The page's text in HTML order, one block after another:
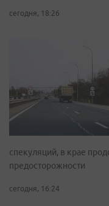
сегодня, 18:26
спекуляций, в крае
предосторожности
сегодня, 16:24